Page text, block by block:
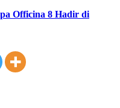
Officina 8 Hadir di